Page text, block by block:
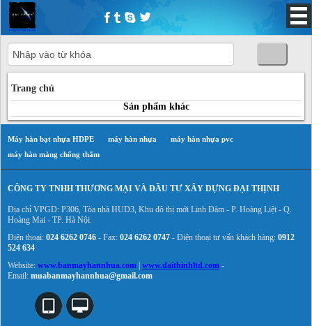
Trang chủ
Sản phẩm khác
Máy hàn bạt nhựa HDPE máy hàn nhựa
máy hàn nhựa pvc
máy hàn màng chống thấm
CÔNG TY TNHH THƯƠNG MẠI VÀ ĐẦU TƯ XÂY DỰNG ĐẠI THỊNH
Địa chỉ VPGD: P306, Tòa nhà HUD3, Khu đô thị mới Linh Đàm - P. Hoàng Liệt - Q.
Hoàng Mai - TP. Hà Nội.
Điện thoại: 024 6262 0746 - Fax: 024 6262 0747 - Điện thoại tư vấn khách hàng: 0912
524 634
Website: www.banmayhannhua.com www.daithinhltd.com -
Email: muabanmayhannhua@gmail.com